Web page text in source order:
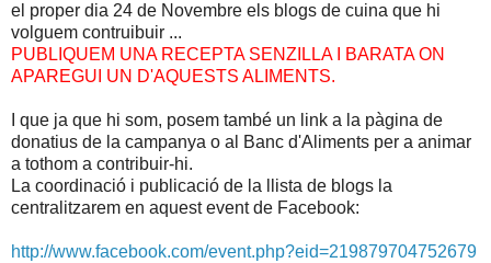
el proper dia 24 de Novembre els blogs de cuina que hi
volguem contruibuir ...
PUBLIQUEM UNA RECEPTA SENZILLA I BARATA ON
APAREGUI UN D'AQUESTS ALIMENTS.
I que ja que hi som, posem també un link a la pàgina de
donatius de la campanya o al Banc d'Aliments per a animar
a tothom a contribuir-hi.
La coordinació i publicació de la llista de blogs la
centralitzarem en aquest event de Facebook:
http://www.facebook.com/event.php?eid=219879704752679